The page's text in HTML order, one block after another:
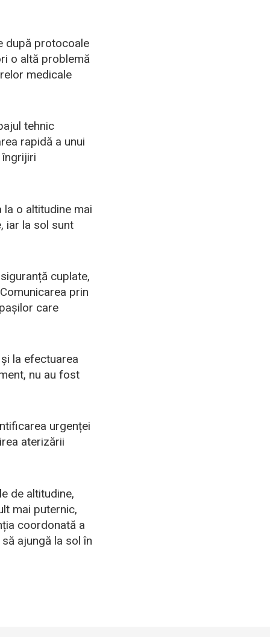
după protocoale
o altă problemă
medicale
tehnic
rapidă a unui
o altitudine mai
iar la sol sunt
cuplate,
prin
care
la efectuarea
nu au fost
urgenței
aterizării
de altitudine,
mai puternic,
coordonată a
ajungă la sol în